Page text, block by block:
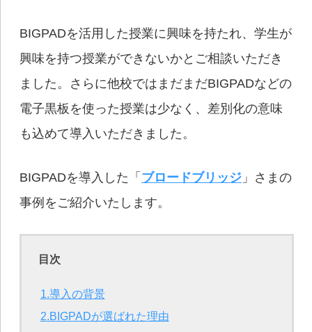
BIGPADを活用した授業に興味を持たれ、学生が
興味を持つ授業ができないかとご相談いただき
ました。さらに他校ではまだまだBIGPADなどの
電子黒板を使った授業は少なく、差別化の意味
も込めて導入いただきました。
BIGPADを導入した「 ブロードブリッジ 」さまの
事例をご紹介いたします。
目次
1.導入の背景
2.BIGPADが選ばれた理由